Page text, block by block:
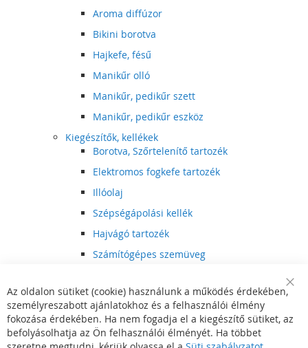
Aroma diffúzor
Bikini borotva
Hajkefe, fésű
Manikűr olló
Manikűr, pedikűr szett
Manikűr, pedikűr eszköz
Kiegészítők, kellékek
Borotva, Szőrtelenítő tartozék
Elektromos fogkefe tartozék
Illóolaj
Szépségápolási kellék
Hajvágó tartozék
Számítógépes szemüveg
Hajvágó kiegészítő
Szórakoztató elektronika
Multimédia
DVD, BluRay lejátszó
Bar
Az oldalon sütiket (cookie) használunk a működés érdekében,
személyreszabott ajánlatokhoz és a felhasználói élmény
fokozása érdekében. Ha nem fogadja el a kiegészítő sütiket, az
befolyásolhatja az Ön felhasználói élményét. Ha többet